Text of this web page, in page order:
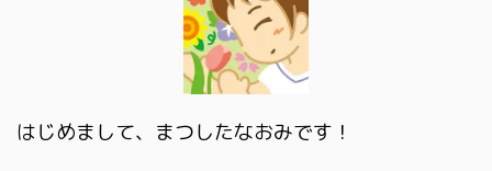
はじめまして、まつしたなおみです！